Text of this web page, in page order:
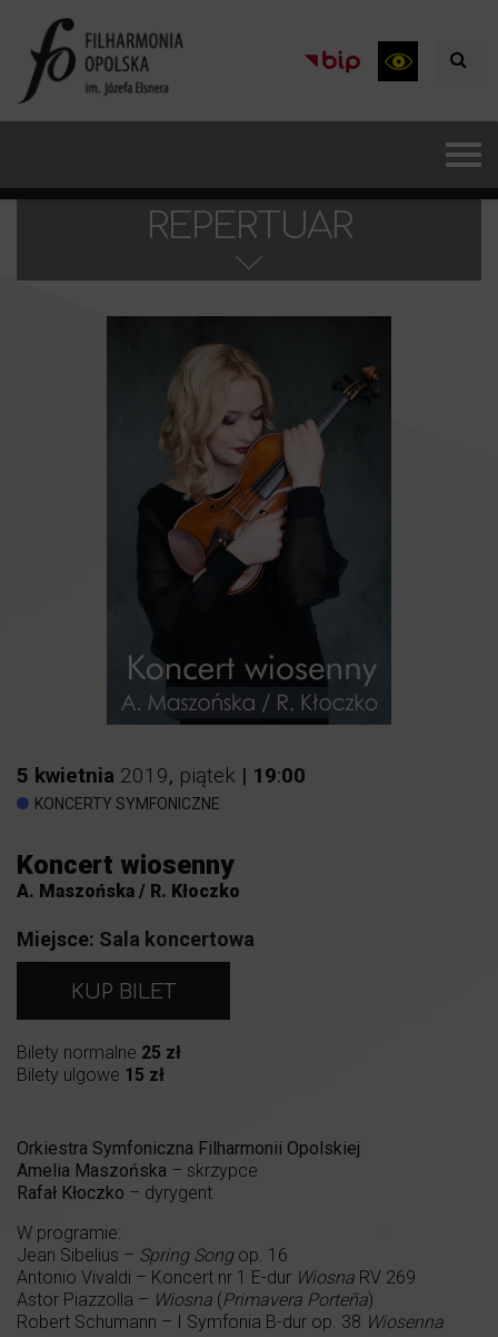
REPERTUAR
5 kwietnia 2019, piątek | 19:00
KONCERTY SYMFONICZNE
Koncert wiosenny
A. Maszońska / R. Kłoczko
Miejsce: Sala koncertowa
KUP BILET
Bilety normalne 25 zł
Bilety ulgowe 15 zł
Orkiestra Symfoniczna Filharmonii Opolskiej
Amelia Maszońska – skrzypce
Rafał Kłoczko – dyrygent
W programie:
Jean Sibelius – Spring Songop. 16
Antonio Vivaldi – Koncert nr 1 E-dur Wiosna RV 269
Astor Piazzolla – Wiosna (Primavera Porteña)
Robert Schumann – I Symfonia B-dur op. 38 Wiosenna